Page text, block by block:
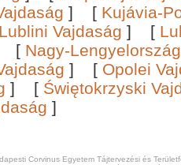
] [ Kujávia-
Lublini Vajdaság ] [
[ Nagy-
] [ Opolei
] [ Świętokrzyski
]
Corvinus Egyetem Tájtervezési és